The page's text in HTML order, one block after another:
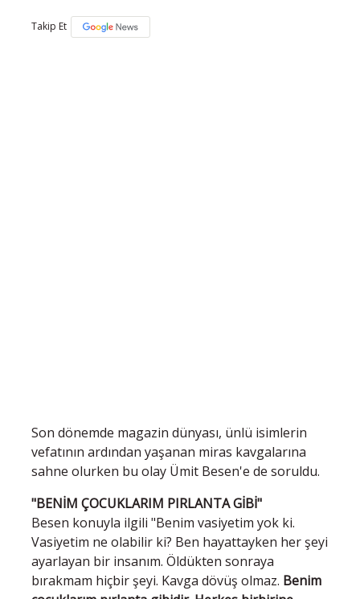
Takip Et
Son dönemde magazin dünyası, ünlü isimlerin
vefatının ardından yaşanan miras kavgalarına
sahne olurken bu olay Ümit Besen'e de soruldu.
"BENİM ÇOCUKLARIM PIRLANTA GİBİ"
Besen konuyla ilgili "Benim vasiyetim yok ki.
Vasiyetim ne olabilir ki? Ben hayattayken her şeyi
ayarlayan bir insanım. Öldükten sonraya
bırakmam hiçbir şeyi. Kavga dövüş olmaz. Benim